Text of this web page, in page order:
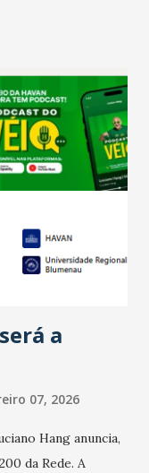
pagamento do 13º
já que o
anos recentes.
de 2025, 40% dos
e outros 40%
de
pouco abaixo
não existiam em
também
a
07, 2026
Hang anuncia,
da Rede. A